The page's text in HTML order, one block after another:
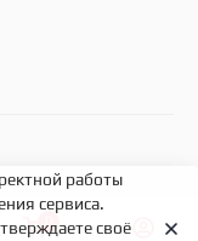
работы
сервиса.
своё